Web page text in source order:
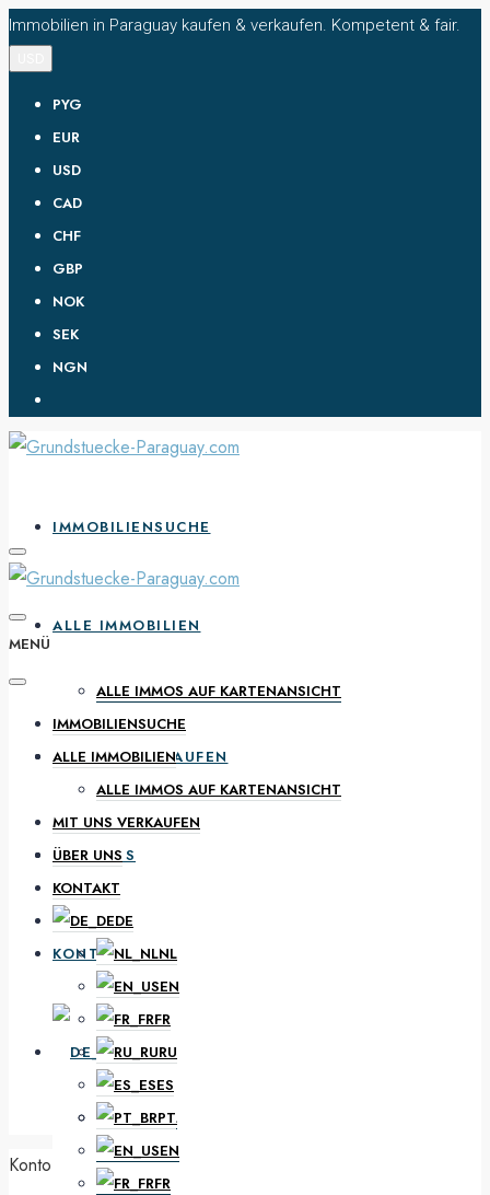
Immobilien in Paraguay kaufen & verkaufen. Kompetent & fair.
PYG
EUR
USD
CAD
CHF
GBP
NOK
SEK
NGN
IMMOBILIENSUCHE
ALLE IMMOBILIEN
ALLE IMMOS AUF KARTENANSICHT
MIT UNS VERKAUFEN
ÜBER UNS
KONTAKT
DE
NL
EN
FR
MENÜ
IMMOBILIENSUCHE
ALLE IMMOBILIEN
ALLE IMMOS AUF KARTENANSICHT
MIT UNS VERKAUFEN
ÜBER UNS
KONTAKT
DE
NL
EN
FR
RU
ES
PT
Konto